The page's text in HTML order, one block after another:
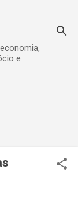
e